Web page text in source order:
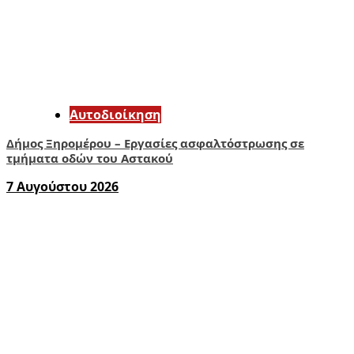
Αυτοδιοίκηση
Δήμος Ξηρομέρου – Εργασίες ασφαλτόστρωσης σε
τμήματα οδών του Αστακού
7 Αυγούστου 2026